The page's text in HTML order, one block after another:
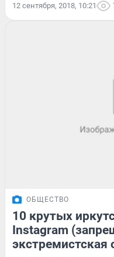
12 сентября, 2018, 10:21
ОБЩЕСТВО
10 крутых
Instagram
экстремистская